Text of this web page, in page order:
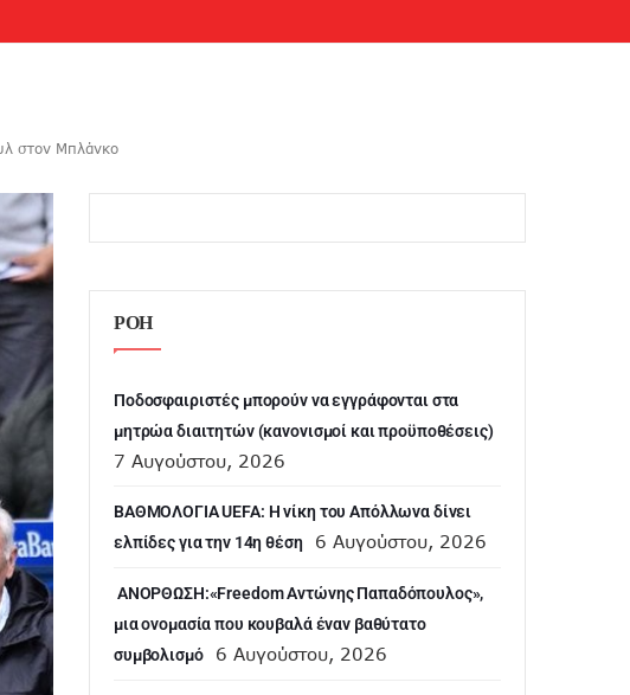
στον Μπλάνκο
ΡΟΗ
Ποδοσφαιριστές μπορούν να εγγράφονται στα
μητρώα διαιτητών (κανονισμοί και προϋποθέσεις)
7 Αυγούστου, 2026
ΒΑΘΜΟΛΟΓΙΑ UEFA: Η νίκη του Απόλλωνα δίνει
ελπίδες για την 14η θέση
6 Αυγούστου, 2026
ANOΡΘΩΣΗ:«Freedom Αντώνης Παπαδόπουλος»,
μια ονομασία που κουβαλά έναν βαθύτατο
συμβολισμό
6 Αυγούστου, 2026